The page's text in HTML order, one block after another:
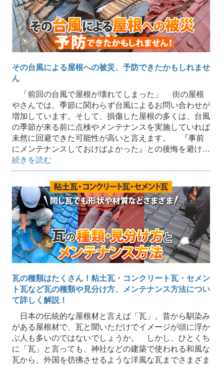
その台風による屋根への被災、予防できたかもしれませ
ん
「前回の台風で屋根が壊れてしまった」 街の屋根
やさんでは、季節に関わらず台風によるお問い合わせが
増加しています。そして、損傷した屋根の多くは、台風
の季節が来る前に点検やメンテナンスを実施していれば
未然に回避できた可能性が高いと言えます。 『事前
にメンテナンスしておけばよかった』との後悔を避け…
続きを読む
瓦の種類はたくさん！粘土瓦・コンクリート瓦・セメン
ト瓦など瓦の種類や見分け方、メンテナンス方法につい
て詳しく解説！
日本の伝統的な屋根材と言えば「瓦」。昔から馴染み
がある屋根材で、瓦と聞いただけでイメージが頭に浮か
ぶ人も多いのではないでしょうか。 しかし、ひとくち
に「瓦」と言っても、神社などの建築で使われる和風な
瓦から、外国を彷彿させるような洋風な瓦までさまざま